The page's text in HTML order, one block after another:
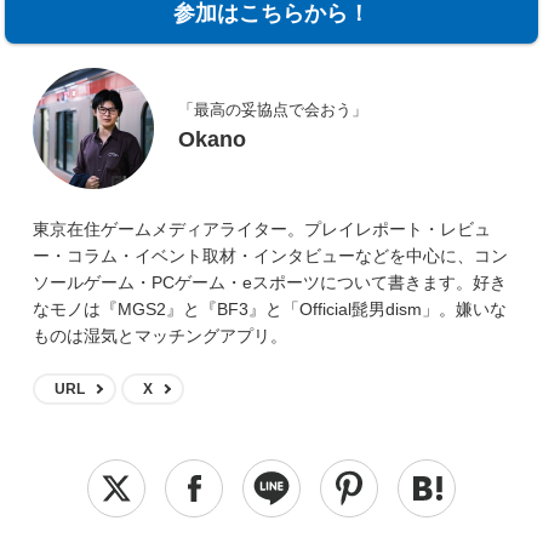
参加はこちらから！
「最高の妥協点で会おう」
Okano
東京在住ゲームメディアライター。プレイレポート・レビュ
ー・コラム・イベント取材・インタビューなどを中心に、コン
ソールゲーム・PCゲーム・eスポーツについて書きます。好き
なモノは『MGS2』と『BF3』と「Official髭男dism」。嫌いな
ものは湿気とマッチングアプリ。
URL X